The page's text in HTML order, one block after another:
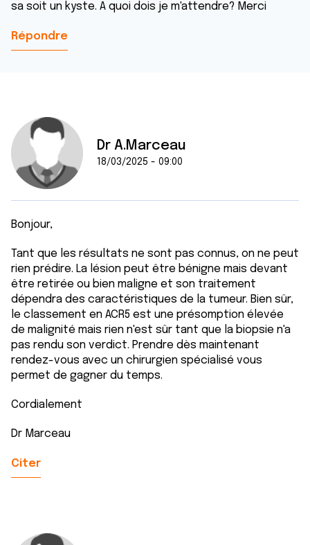
sa soit un kyste. A quoi dois je m'attendre? Merci
Répondre
Dr A.Marceau
18/03/2025 - 09:00
Bonjour,
Tant que les résultats ne sont pas connus, on ne peut
rien prédire. La lésion peut être bénigne mais devant
être retirée ou bien maligne et son traitement
dépendra des caractéristiques de la tumeur. Bien sûr,
le classement en ACR5 est une présomption élevée
de malignité mais rien n'est sûr tant que la biopsie n'a
pas rendu son verdict. Prendre dès maintenant
rendez-vous avec un chirurgien spécialisé vous
permet de gagner du temps.
Cordialement
Dr Marceau
Citer